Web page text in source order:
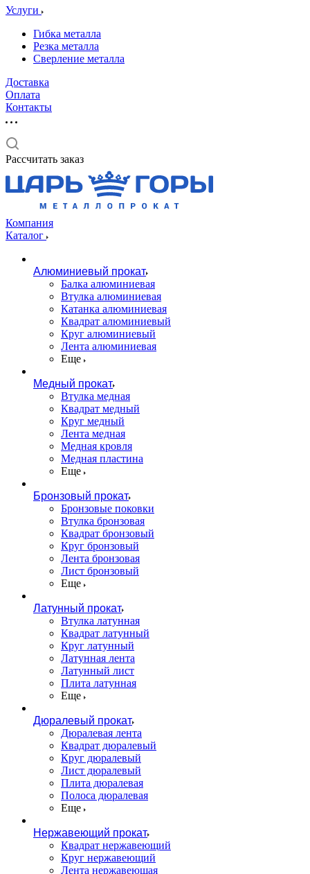
Услуги
Гибка металла
Резка металла
Сверление металла
Доставка
Оплата
Контакты
Рассчитать заказ
Компания
Каталог
Алюминиевый прокат
Балка алюминиевая
Втулка алюминиевая
Катанка алюминиевая
Квадрат алюминиевый
Круг алюминиевый
Лента алюминиевая
Еще
Медный прокат
Втулка медная
Квадрат медный
Круг медный
Лента медная
Медная кровля
Медная пластина
Еще
Бронзовый прокат
Бронзовые поковки
Втулка бронзовая
Квадрат бронзовый
Круг бронзовый
Лента бронзовая
Лист бронзовый
Еще
Латунный прокат
Втулка латунная
Квадрат латунный
Круг латунный
Латунная лента
Латунный лист
Плита латунная
Еще
Дюралевый прокат
Дюралевая лента
Квадрат дюралевый
Круг дюралевый
Лист дюралевый
Плита дюралевая
Полоса дюралевая
Еще
Нержавеющий прокат
Квадрат нержавеющий
Круг нержавеющий
Лента нержавеющая